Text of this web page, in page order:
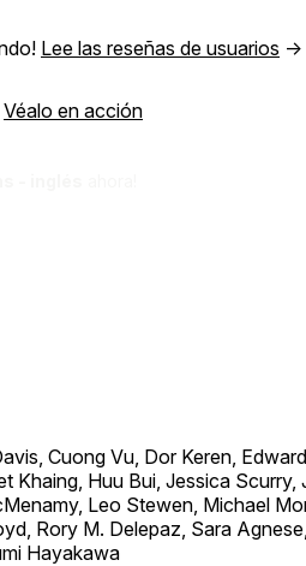
Lee las reseñas de usuarios →
Véalo en acción
Cuong Vu, Dor Keren,
Khaing, Huu Bui, Jessica Scurry,
Leo Stewen, Michael
Rory M. Delepaz, Sara
Hayakawa